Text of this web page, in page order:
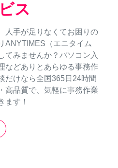
ス
人手が足りなくてお困りの
ANYTIMES（エニタイム
てみませんか？パソコン入
などありとあらゆる事務作
だけなら全国365日24時間
高品質で、気軽に事務作業
ます！